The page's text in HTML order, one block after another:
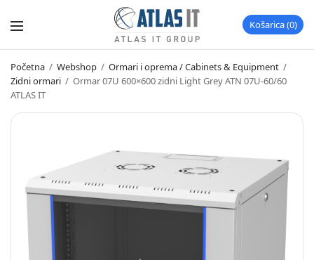
Košarica 0
Početna / Webshop / Ormari i oprema / Cabinets & Equipment /
Zidni ormari / Ormar 07U 600×600 zidni Light Grey ATN 07U-60/60
ATLAS IT